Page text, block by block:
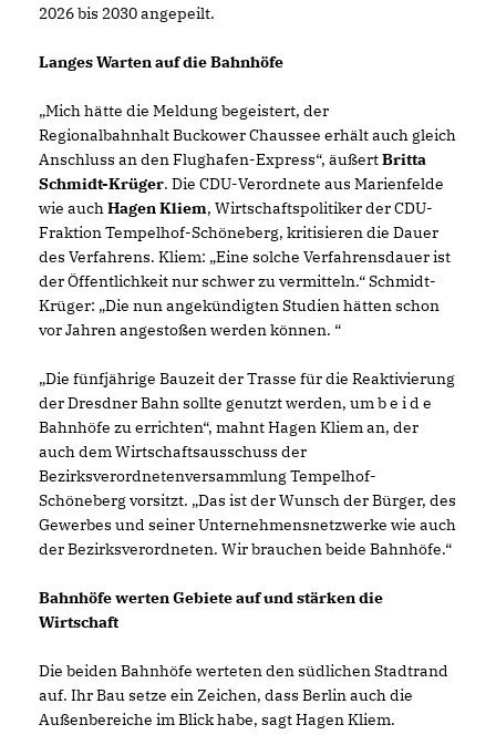
2026 bis 2030 angepeilt.
Langes Warten auf die Bahnhöfe
Mich hätte die Meldung begeistert, der
Regionalbahnhalt Buckower Chaussee erhält auch gleich
Anschluss an den Flughafen-Express“, äußertBritta
Schmidt-Krüger. Die CDU-Verordnete aus Marienfelde
wie auchHagen Kliem, Wirtschaftspolitiker der CDU-
Fraktion Tempelhof-Schöneberg, kritisieren die Dauer
des Verfahrens. Kliem: „Eine solche Verfahrensdauer ist
der Öffentlichkeit nur schwer zu vermitteln.“ Schmidt-
Krüger: „Die nun angekündigten Studien hätten schon
vor Jahren angestoßen werden können. “
Die fünfjährige Bauzeit der Trasse für die Reaktivierung
der Dresdner Bahn sollte genutzt werden, um b e i d e
Bahnhöfe zu errichten“, mahnt Hagen Kliem an, der
auch dem Wirtschaftsausschuss der
Bezirksverordnetenversammlung Tempelhof-
Schöneberg vorsitzt. „Das ist der Wunsch der Bürger, des
Gewerbes und seiner Unternehmensnetzwerke wie auch
der Bezirksverordneten. Wir brauchen beide Bahnhöfe.“
Bahnhöfe werten Gebiete auf und stärken die
Wirtschaft
Die beiden Bahnhöfe werteten den südlichen Stadtrand
auf. Ihr Bau setze ein Zeichen, dass Berlin auch die
Außenbereiche im Blick habe, sagt Hagen Kliem.